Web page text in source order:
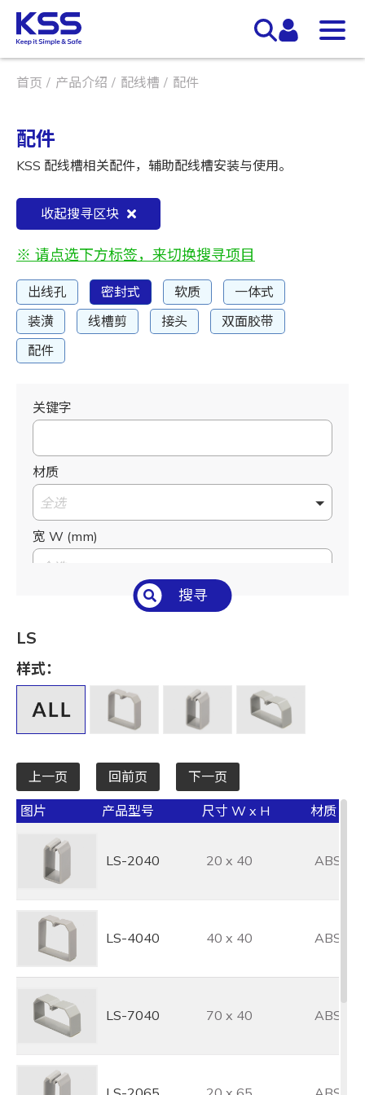
首页 产品介绍 配线槽 配件
配件
KSS 配线槽相关配件，辅助配线槽安装与使用。
收起搜寻区块
※ 请点选下方标签，来切换搜寻项目
出线孔 密封式 软质
一体式
装潢
线槽剪 接头
双面胶带
配件
关键字
材质
全选
宽 W (mm)
全选
出线孔宽 S (mm)
外径 O.D. (mm)
全选
搜寻
LS
样式：
上一页 回前页 下一页
图片 产品型号 尺寸 W x H 材质
LS-2040 20 x 40 ABS
LS-4040 40 x 40 ABS
LS-7040 70 x 40 ABS